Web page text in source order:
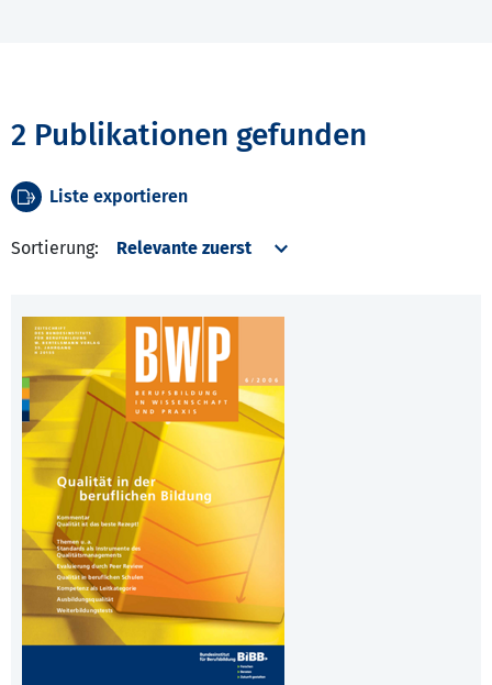
2 Publikationen gefunden
Liste exportieren
Sortierung: